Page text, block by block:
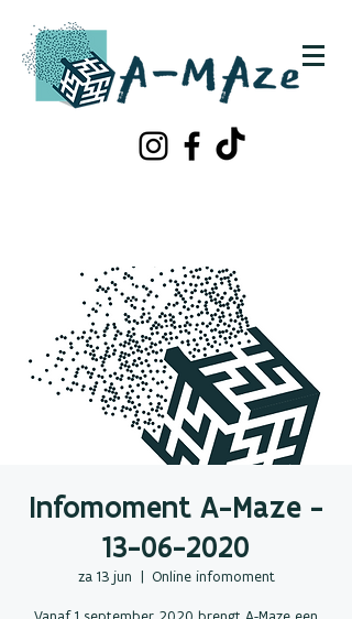
Infomoment A-Maze -
13-06-2020
za 13 jun
  |
Online infomoment